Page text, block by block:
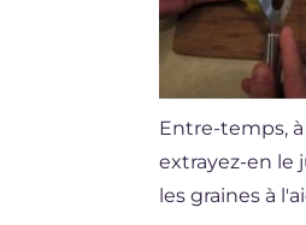
Entre-temps,
extrayez-en le
les graines à